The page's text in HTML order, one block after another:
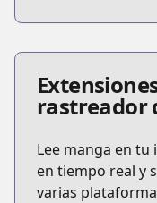
rastreador
Lee manga en
en tiempo real y
varias